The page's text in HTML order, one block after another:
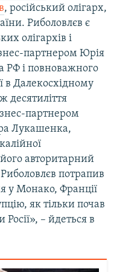
, російський олігарх,
Риболовлєв є
олігархів і
партнером Юрія
РФ і повноважного
в Далекосхідному
десятиліття
партнером
Лукашенка,
авторитарний
потрапив
у Монако, Франції
як тільки почав
– йдеться в